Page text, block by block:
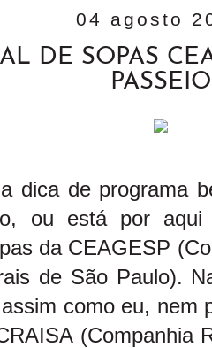
04 agosto
DE SOPAS
PASSEIO
dica de programa
ou está por aqui
da CEAGESP
de São Paulo).
como eu, nem
(Companhia